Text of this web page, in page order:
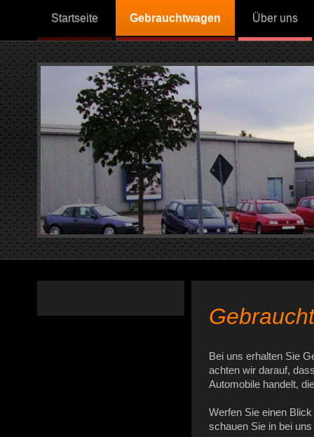
Startseite Gebrauchtwagen Über uns
Bei uns erhalten Sie
achten wir darauf,
Automobile handelt,
Werfen Sie einen
schauen Sie in bei